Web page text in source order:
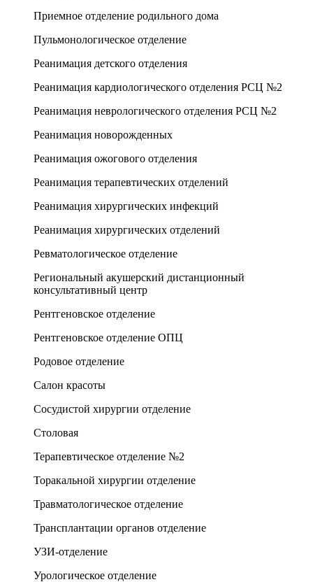
Приемное отделение родильного дома
Пульмонологическое отделение
Реанимация детского отделения
Реанимация кардиологического отделения РСЦ №2
Реанимация неврологического отделения РСЦ №2
Реанимация новорожденных
Реанимация ожогового отделения
Реанимация терапевтических отделений
Реанимация хирургических инфекций
Реанимация хирургических отделений
Ревматологическое отделение
Региональный акушерский дистанционный
консультативный центр
Рентгеновское отделение
Рентгеновское отделение ОПЦ
Родовое отделение
Салон красоты
Сосудистой хирургии отделение
Столовая
Терапевтическое отделение №2
Торакальной хирургии отделение
Травматологическое отделение
Трансплантации органов отделение
УЗИ-отделение
Урологическое отделение